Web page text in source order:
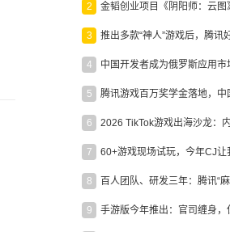
2
3
4 中国开发者成为俄罗斯应用
5
6
7 60+游戏现场试玩，今年CJ让
8
9